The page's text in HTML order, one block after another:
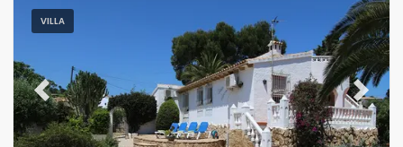
VILLA
Previous Next